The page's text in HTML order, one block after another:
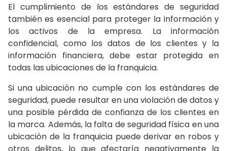
El cumplimiento de los estándares de seguridad
también es esencial para proteger la información y
los activos de la empresa. La información
confidencial, como los datos de los clientes y la
información financiera, debe estar protegida en
todas las ubicaciones de la franquicia.
Si una ubicación no cumple con los estándares de
seguridad, puede resultar en una violación de datos y
una posible pérdida de confianza de los clientes en
la marca. Además, la falta de seguridad física en una
ubicación de la franquicia puede derivar en robos y
otros delitos, lo que afectaría negativamente la